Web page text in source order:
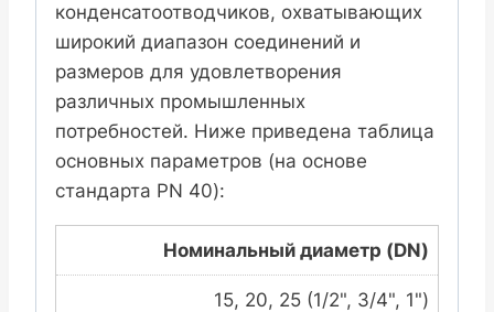
конденсатоотводчиков, охватывающих
широкий диапазон соединений и
размеров для удовлетворения
различных промышленных
потребностей. Ниже приведена таблица
основных параметров (на основе
стандарта PN 40):
Номинальный диаметр (DN)
15, 20, 25 (1/2", 3/4", 1")